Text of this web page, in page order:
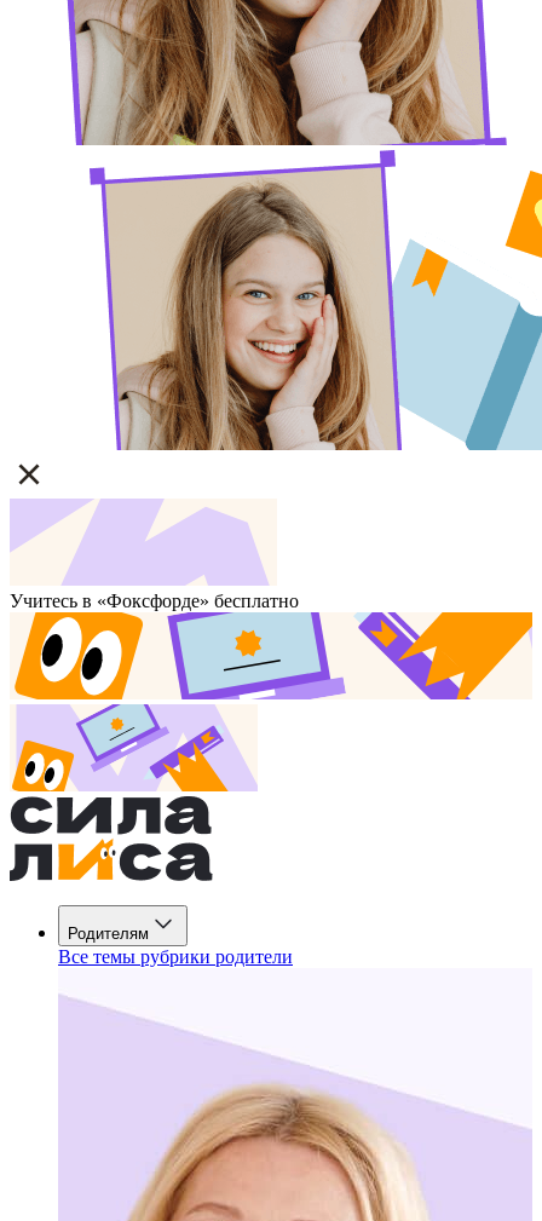
Учитесь в «Фоксфорде» бесплатно
Родителям
Все темы рубрики родители